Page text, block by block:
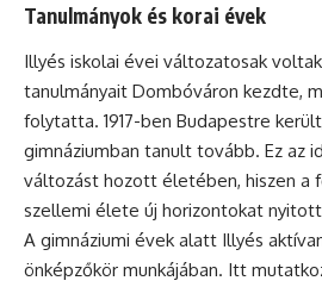
Tanulmányok és korai évek
Illyés iskolai évei változatosak
tanulmányait Dombóváron kezdte,
folytatta. 1917-ben Budapestre
gimnáziumban tanult tovább. Ez az
változást hozott életében, hiszen a
szellemi élete új horizontokat
A gimnáziumi évek alatt Illyés
önképzőkör munkájában. Itt